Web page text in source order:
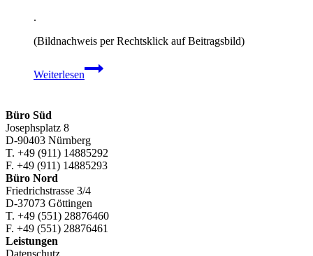
.
(Bildnachweis per Rechtsklick auf Beitragsbild)
Weiterlesen
Deutsches
Projekt
in
zwei
Jahren
Büro Süd
Josephsplatz 8
D-90403 Nürnberg
T. +49 (911) 14885292
F. +49 (911) 14885293
Büro Nord
Friedrichstrasse 3/4
D-37073 Göttingen
T. +49 (551) 28876460
F. +49 (551) 28876461
Leistungen
Datenschutz